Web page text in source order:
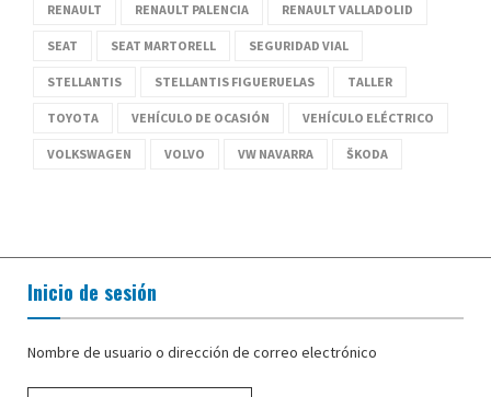
RENAULT RENAULT PALENCIA RENAULT VALLADOLID
SEAT SEAT MARTORELL SEGURIDAD VIAL
STELLANTIS STELLANTIS FIGUERUELAS TALLER
TOYOTA VEHÍCULO DE OCASIÓN VEHÍCULO ELÉCTRICO
VOLKSWAGEN VOLVO VW NAVARRA ŠKODA
Inicio de sesión
Nombre de usuario o dirección de correo electrónico